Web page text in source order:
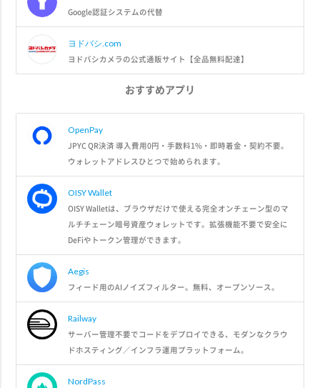
Google認証システムの代替
ヨドバシ.com
ヨドバシカメラの公式通販サイト【全品無料配達】
おすすめアプリ
OpenPay
JPYC QR決済 導入費用0円・手数料1%・即時着金・契約不要。
ウォレットアドレスひとつで始められます。
OISY Wallet
OISY Walletは、ブラウザだけで使える完全オンチェーン型のマ
ルチチェーン暗号資産ウォレットです。拡張機能不要で安全に
DeFiやトークン管理ができます。
Aegis
フィード用のAIノイズフィルター。無料、オープンソース。
Railway
サーバー管理不要でコードをデプロイできる、モダンなクラウ
ドホスティング／インフラ運用プラットフォーム。
NordPass